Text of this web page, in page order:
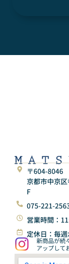
〒604-8046
京都市中京
F
075-221-
営業時間：
定休日：毎
新商品が続
アップして